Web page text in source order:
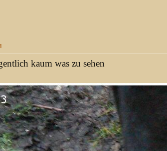
kaum was zu sehen